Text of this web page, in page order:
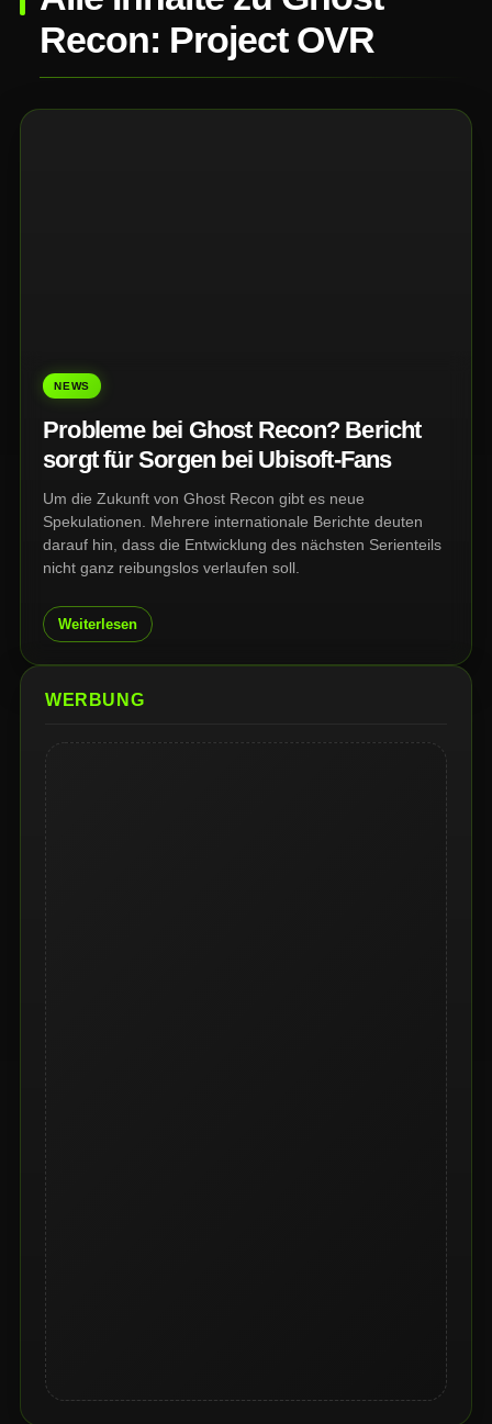
Recon: Project OVR
NEWS
Probleme bei Ghost Recon? Bericht
sorgt für Sorgen bei Ubisoft-Fans
Um die Zukunft von Ghost Recon gibt es neue
Spekulationen. Mehrere internationale Berichte deuten
darauf hin, dass die Entwicklung des nächsten Serienteils
nicht ganz reibungslos verlaufen soll.
Weiterlesen
WERBUNG